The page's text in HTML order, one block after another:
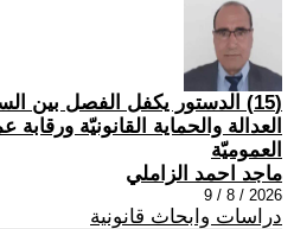
(15) الدستور يكفل الفصل بين
العدالة والحماية القانونيّة
العموميّة
ماجد احمد الزاملي
2026 / 8 / 9
دراسات وابحاث قانونية